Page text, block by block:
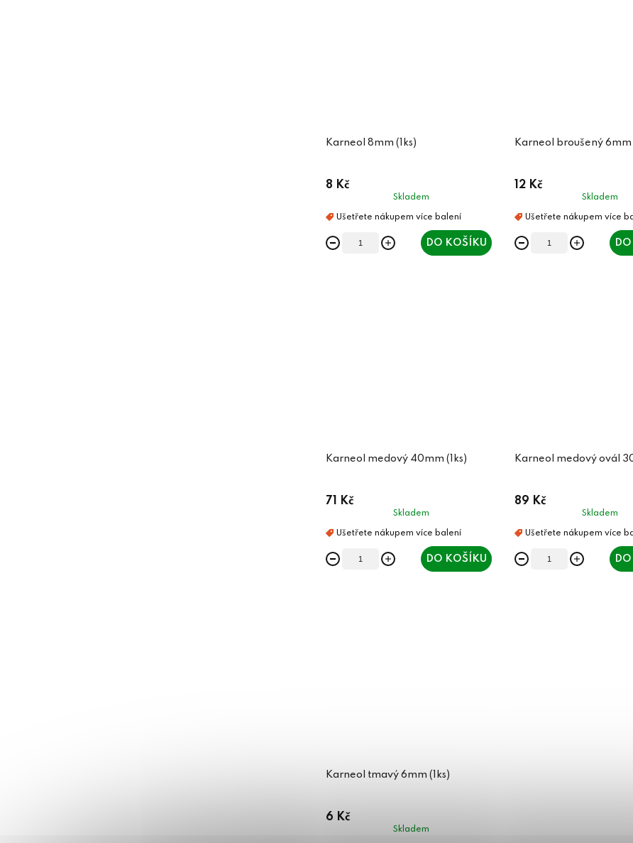
Karneol 8mm (1ks)
8 Kč
Skladem
DO KOŠÍKU
Karneol broušený 6mm
12 Kč
Skladem
Karneol medový 40mm (1ks)
71 Kč
Skladem
DO KOŠÍKU
Karneol medový ovál
89 Kč
Skladem
Karneol tmavý 6mm (1ks)
6 Kč
Skladem